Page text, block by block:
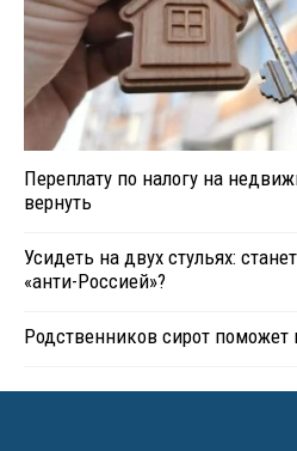
Переплату по налогу на
вернуть
Усидеть на двух стульях:
«анти-Россией»?
Родственников сирот поможет